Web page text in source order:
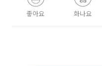
좋아요 화나요